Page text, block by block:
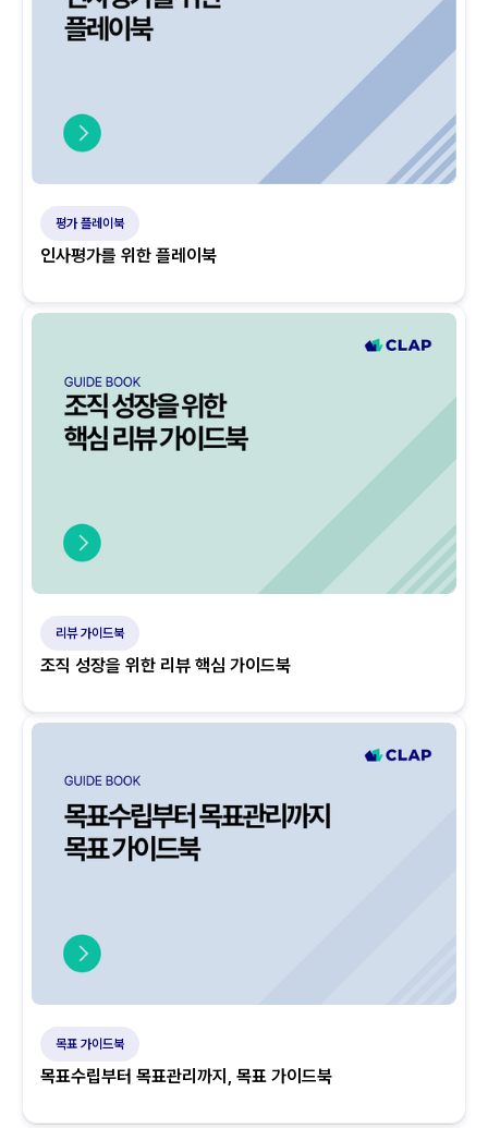
평가 플레이북
인사평가를 위한 플레이북
리뷰 가이드북
조직 성장을 위한 리뷰 핵심 가이드북
목표 가이드북
목표수립부터 목표관리까지, 목표 가이드북